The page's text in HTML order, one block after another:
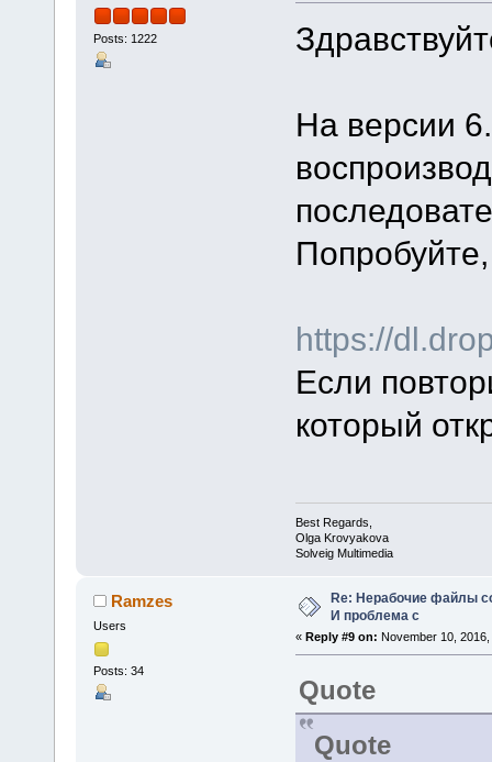
Posts: 1222
На версии
https://
Если
который
Best Regards,
Olga Krovyakova
Solveig Multimedia
Ramzes
Users
Posts: 34
Re: Нерабочие файлы
И проблема с
« Reply #9 on: November 10,
Quote
Quote